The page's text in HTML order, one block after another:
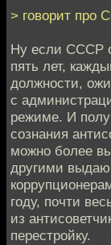
> говорит про
Ну если СССР
пять лет,
должности,
с
режиме. И
сознания
можно более
другими
году, почти
из
перестройку.